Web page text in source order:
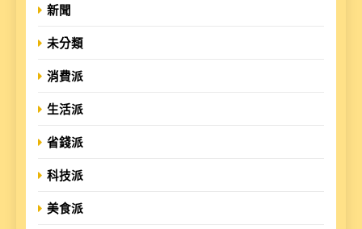
新聞
未分類
消費派
生活派
省錢派
科技派
美食派